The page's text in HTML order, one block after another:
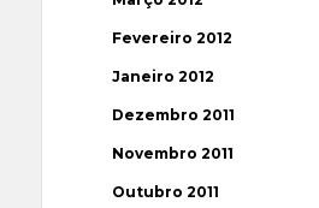
Fevereiro 2012
Janeiro 2012
Dezembro 2011
Novembro 2011
Outubro 2011